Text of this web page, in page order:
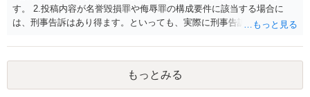
す。 2.投稿内容が名誉毀損罪や侮辱罪の構成要件に該当する場合に
は、刑事告訴はあり得ます。といっても、実際に刑事告訴に動くかど
です。Googleは電話番号の開示請求もできることが多いので、少しで
も特定可能になるよう、複数ルートで開示請求が行われることが多い
です。さらにいえば、利用者からの口コミ投稿の場合、開示請求者は
ある程度対象者を特定できている（ただし証拠による裏付けか必要な
もっとみる